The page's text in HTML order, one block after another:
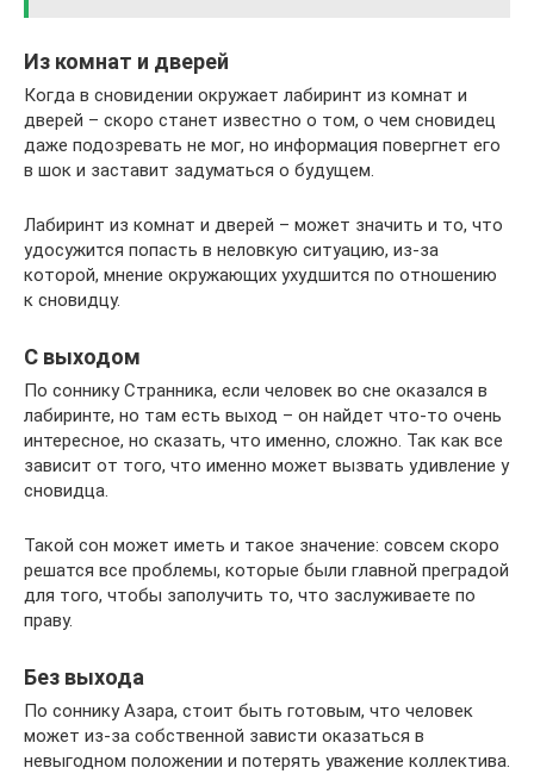
Из комнат и дверей
Когда в сновидении окружает лабиринт из комнат и
дверей – скоро станет известно о том, о чем сновидец
даже подозревать не мог, но информация повергнет его
в шок и заставит задуматься о будущем.
Лабиринт из комнат и дверей – может значить и то, что
удосужится попасть в неловкую ситуацию, из-за
которой, мнение окружающих ухудшится по отношению
к сновидцу.
С выходом
По соннику Странника, если человек во сне оказался в
лабиринте, но там есть выход – он найдет что-то очень
интересное, но сказать, что именно, сложно. Так как все
зависит от того, что именно может вызвать удивление у
сновидца.
Такой сон может иметь и такое значение: совсем скоро
решатся все проблемы, которые были главной преградой
для того, чтобы заполучить то, что заслуживаете по
праву.
Без выхода
По соннику Азара, стоит быть готовым, что человек
может из-за собственной зависти оказаться в
невыгодном положении и потерять уважение коллектива.